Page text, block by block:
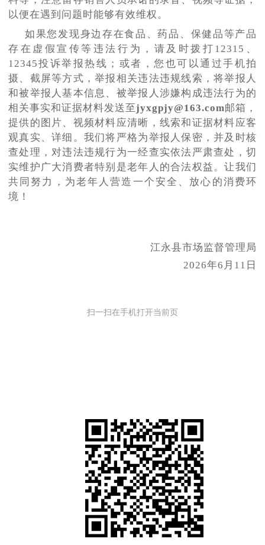
以便在遇到问题时能够有效维权。
如果您发现身边存在食品、药品、保健品等产品
存在虚假宣传等违法行为，请及时拨打 12315、
12345投诉举报热线；或者，您也可以通过手机拍
摄、截屏等方式，举报相关违法违规线索，将举报人
和被举报人基本信息、被举报人涉嫌构成违法行为的
相关事实和证据材料发送至jyxgpjy@163.com邮箱，
提供的图片、视频材料应清晰，线索和证据材料应客
观真实、详细。我们将严格为举报人保密，并及时核
查处理，对违法违规行为一经查实依法严肃查处，切
实维护广大消费者特别是老年人的合法权益。让我们
共同努力，为老年人营造一个安全、放心的消费环
境！
江永县市场监督管理局
2026年6月11日
扫一扫在手机打开当前页